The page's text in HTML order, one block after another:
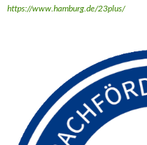
https://www.hamburg.de/23plus/